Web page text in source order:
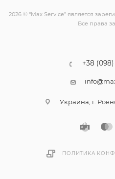
2026 © “Max Service” является
Все права
+38 (098)
Украина, г.
ПОЛИТИКА